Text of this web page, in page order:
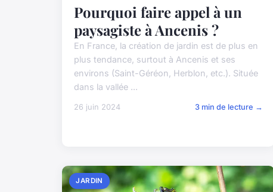
Pourquoi faire appel à un
paysagiste à Ancenis ?
En France, la création de jardin est de plus en
plus tendance, surtout à Ancenis et ses
environs (Saint-Géréon, Herblon, etc.). Située
dans la vallée ...
26 juin 2024 3 min de lecture →
JARDIN